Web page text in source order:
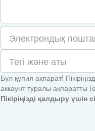
Бұл құпия ақпарат!
аккаунт туралы ақпаратты
Пікіріңізді қалдыру үшін